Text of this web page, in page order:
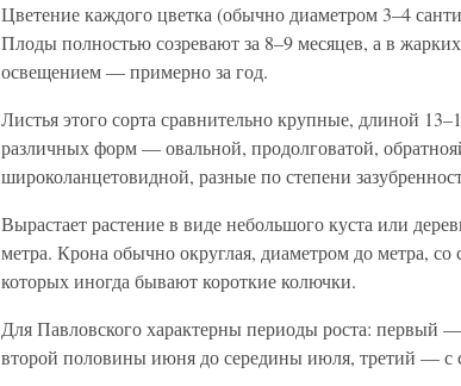
Цветение каждого цветка (обычно диаметром 3–4
Плоды полностью созревают за 8–9 месяцев, а в
освещением — примерно за год.
Листья этого сорта сравнительно крупные, длиной
различных форм — овальной, продолговатой,
широколанцетовидной, разные по степени
Вырастает растение в виде небольшого куста или
метра. Крона обычно округлая, диаметром до метра,
которых иногда бывают короткие колючки.
Для Павловского характерны периоды роста: первый
второй половины июня до середины июля, третий — с